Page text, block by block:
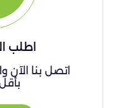
اطلب
اتصل بنا الآن